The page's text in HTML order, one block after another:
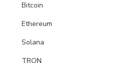
Bitcoin
Ethereum
Solana
TRON